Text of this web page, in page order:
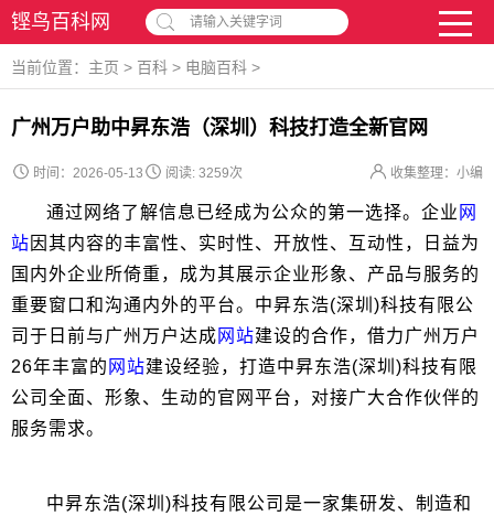
铿鸟百科网 请输入关键字词
当前位置： 主页 > 百科 > 电脑百科 >
广州万户助中昇东浩（深圳）科技打造全新官网
时间：2026-05-13 收集整理：小编
阅读: 3259次
通过网络了解信息已经成为公众的第一选择。企业 网
站 因其内容的丰富性、实时性、开放性、互动性，日益为
国内外企业所倚重，成为其展示企业形象、产品与服务的
重要窗口和沟通内外的平台。中昇东浩(深圳)科技有限公
司于日前与广州万户达成 网站建设的合作，借力广州万户
26年丰富的 网站建设经验，打造中昇东浩(深圳)科技有限
公司全面、形象、生动的官网平台，对接广大合作伙伴的
服务需求。
中昇东浩(深圳)科技有限公司是一家集研发、制造和